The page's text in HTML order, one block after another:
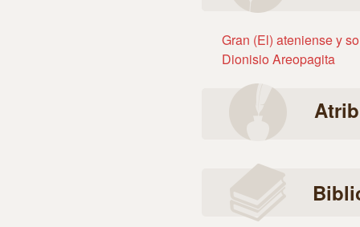
Gran (El) ateniense y
Dionisio Areopagita